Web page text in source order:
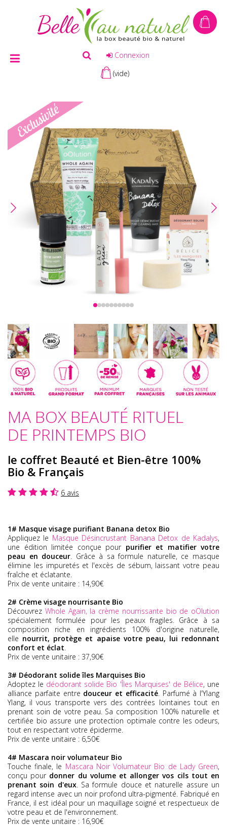
Connexion
(vide)
MA BOX BEAUTÉ RITUEL
DE PRINTEMPS BIO
le coffret Beauté et Bien-être 100%
Bio & Français
6 avis
1# Masque visage purifiant Banana detox Bio
Appliquez le Masque Désincrustant Banana Detox de Kadalys,
une édition limitée conçue pour purifier et matifier votre
peau en douceur. Grâce à sa formule naturelle, ce masque
élimine les impuretés et l'excès de sébum, laissant votre peau
fraîche et éclatante.
Prix de vente unitaire : 14,90€
2# Crème visage nourrisante Bio
Découvrez Whole Again, la crème nourrissante bio de oOlution
spécialement formulée pour les peaux fragiles. Grâce à sa
composition riche en ingrédients 100% d'origine naturelle,
elle nourrit, protège et apaise votre peau, lui redonnant
confort et éclat.
Prix de vente unitaire : 37,90€
3# Déodorant solide îles Marquises Bio
Adoptez le déodorant solide Bio 'Îles Marquises' de Bélice, une
alliance parfaite entre douceur et efficacité. Parfumé à l'Ylang
Ylang, il vous transporte vers des contrées lointaines tout en
prenant soin de votre peau. Sa composition 100% naturelle et
certifiée bio assure une protection optimale contre les odeurs,
tout en respectant votre épiderme.
Prix de vente unitaire : 6,50€
4# Mascara noir volumateur Bio
Touche finale, le Mascara Noir Volumateur Bio de Lady Green,
conçu pour donner du volume et allonger vos cilstout en
prenant soin d'eux. Sa formule douce et naturelle assure un
regard intense avec un noir profond ultra-pigmenté. Fabriqué en
France, il est idéal pour un maquillage soigné et respectueux de
votre peau et de l'environnement.
Prix de vente unitaire : 16,90€